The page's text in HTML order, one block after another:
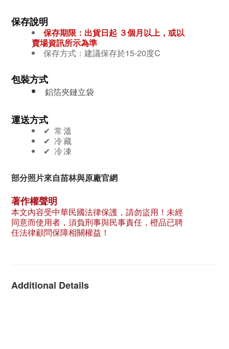
保存說明
保存期限：出貨日起 ３個月以上，或以
賣場資訊所示為準
保存方式： 建議保存於15-20度C
包裝方式
鋁箔夾鏈立袋
運送方式
✔︎ 常溫
✔︎ 冷藏
✔︎ 冷凍
部分照片來自苗林與原廠官網
著作權聲明
本文內容受中華民國法律保護，請勿盜用！未經
同意而使用者，須負刑事與民事責任，橙品已聘
任法律顧問保障相關權益！
Additional Details